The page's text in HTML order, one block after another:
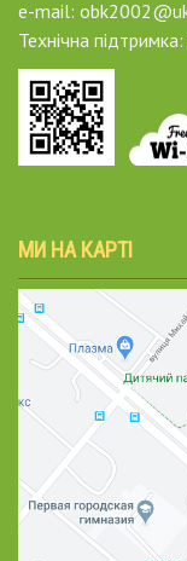
e-mail:
Технічна
МИ НА КАРТІ